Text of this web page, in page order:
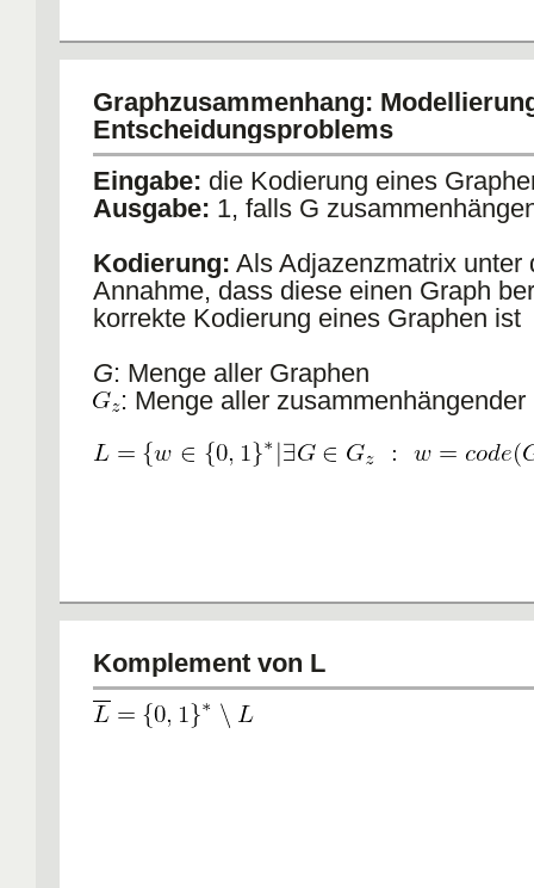
Graphzusammenhang:
Entscheidungsproblems
Eingabe: die Kodierung eines
Ausgabe: 1, falls G
Kodierung: Als Adjazenzmatrix unter
Annahme, dass diese einen Graph
korrekte Kodierung eines Graphen ist
G: Menge aller Graphen
: Menge aller zusammenhängender
Komplement von L